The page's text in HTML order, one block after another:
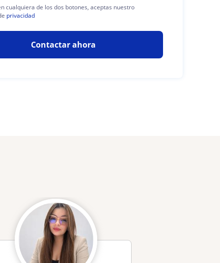
cualquiera de los dos botones, aceptas nuestro
privacidad
Contactar ahora